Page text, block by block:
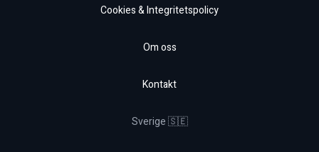
Cookies & Integritetspolicy
Om oss
Kontakt
Sverige 🇸🇪